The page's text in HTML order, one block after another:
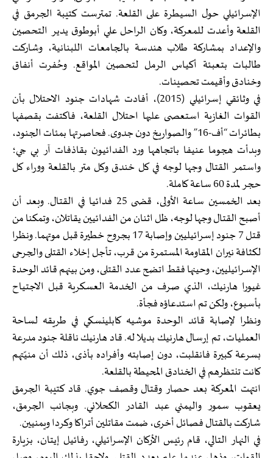
الإسرائيلي حول السيطرة على القلعة. تمترست كتيبة الجرمق في
القلعة وأعدت للمعركة، وكان الراحل علي أبوطوق يدير التحصين
والإعداد بمشاركة طلاب هندسة بالجامعات اللبنانية، وشاركت
طالبات بتعبئة أكياس الرمل لتحصين المواقع. وحُفرت أنفاق
وخنادق وأقيمت تحصينات.
في وثائقي إسرائيلي (2015)، أفادت شهادات جنود الاحتلال بأن
القوات الغازية استعصى عليها احتلال القلعة، فاكتفت بقصفها
بطائرات “أف-16” والصواريخ دون جدوى. فحاصرتها بمئات الجنود،
وبدأت هجوما عنيفا باتجاهها ورد الفدائيون بقاذفات آر بي جي؛
واستمر القتال وجها لوجه في كل خندق وكل متر بالقلعة ووراء كل
حجر لمدة 60 ساعة كاملة.
بعد الخمسين ساعة الأولى، قضى 25 فدائيا في القتال. وبعد أن
أصبح القتال وجها لوجه، ظل اثنان من الفدائيين يقاتلان، وتمكنا من
قتل 7 جنود إسرائيليين وإصابة 17 بجروح خطيرة قبل موتهما. ونظرا
لكثافة نيران المقاومة المستمرة من قرب، تأجل إخلاء القتلى والجرحى
الإسرائيليين، وحينها فقط اتضح عدد القتلى، ومن بينهم قائد الوحدة
غيورا هارنيك، الذي صرف من الخدمة العسكرية قبل الاجتياح
بأسبوع، ولكن تم استدعاؤه فجأة.
ونظرا لإصابة قائد الوحدة موشيه كابلينسكي في طريقه لساحة
العمليات، تم إرسال هارنيك بديلا له. قاد هارنيك ناقلة جنود مدرعة
بسرعة كبيرة فانقلبت، دون إصابته وأفراده بأذى، ذلك أن منيّتهم
كانت تنتظرهم في الخنادق المحيطة بالقلعة.
انتهت المعركة بعد حصار وقتال وقصف جوي. قاد كتيبة الجرمق
يعقوب سمور واليمني عبد القادر الكحلاني. وبجانب الجرمق،
شاركت بالقتال فصائل أخرى، ضمت مقاتلين أتراكا وكردا ويمنيين.
في النهار التالي، قام رئيس الأركان الإسرائيلي، رفائيل إيتان، بزيارة